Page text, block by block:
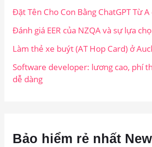
Đặt Tên Cho Con Bằng ChatGPT Từ A
Đánh giá EER của NZQA và sự lựa
Làm thẻ xe buýt (AT Hop Card) ở
Software developer: lương cao, phí
dễ dàng
Bảo hiểm rẻ nhất New